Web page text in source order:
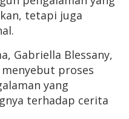
tetapi juga
Gabriella Blessany,
proses
yang
terhadap cerita